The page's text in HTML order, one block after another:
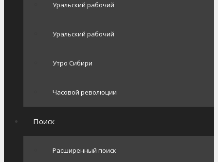
Уральский рабочий
Уральский рабочий
Утро Сибири
Часовой революции
Поиск
Расширенный поиск